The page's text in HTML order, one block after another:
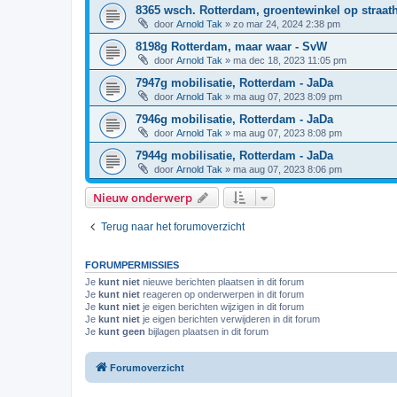
8365 wsch. Rotterdam, groentewinkel op
door Arnold Tak » zo mar 24, 2024 2:38 pm
8198g Rotterdam, maar waar - SvW
door Arnold Tak » ma dec 18, 2023 11:05 pm
7947g mobilisatie, Rotterdam - JaDa
door Arnold Tak » ma aug 07, 2023 8:09 pm
7946g mobilisatie, Rotterdam - JaDa
door Arnold Tak » ma aug 07, 2023 8:08 pm
7944g mobilisatie, Rotterdam - JaDa
door Arnold Tak » ma aug 07, 2023 8:06 pm
Nieuw onderwerp
Terug naar het forumoverzicht
FORUMPERMISSIES
Je kunt niet nieuwe berichten plaatsen in dit forum
Je kunt niet reageren op onderwerpen in dit forum
Je kunt niet je eigen berichten wijzigen in dit forum
Je kunt niet je eigen berichten verwijderen in dit forum
Je kunt geen bijlagen plaatsen in dit forum
Forumoverzicht